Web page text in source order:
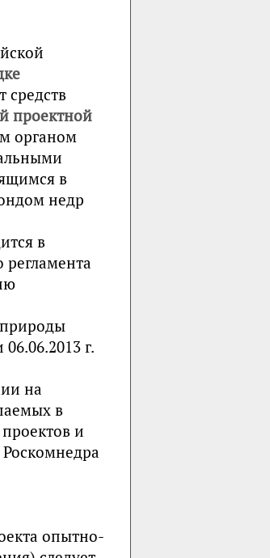
средств
проектной
органом
в
недр
в
регламента
г.
на
в
и
опытно-